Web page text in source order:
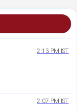
2:13 PM IST
2:07 PM IST